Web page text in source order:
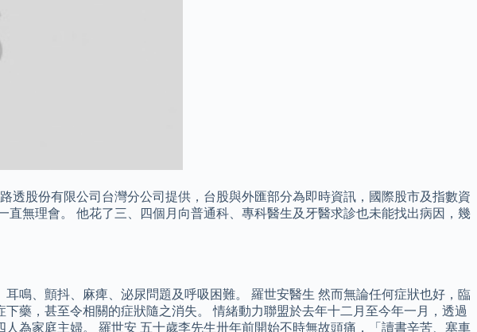
股份有限公司台灣分公司提供，台股與外匯部分為即時資訊，國際股市及指數資
無理會。 他花了三、四個月向普通科、專科醫生及牙醫求診也未能找出病因，幾
鳴、顫抖、麻痺、泌尿問題及呼吸困難。 羅世安醫生 然而無論任何症狀也好，臨
藥，甚至令相關的症狀隨之消失。 情緒動力聯盟於去年十二月至今年一月，透過
為家庭主婦。 羅世安 五十歲李先生卅年前開始不時無故頭痛，「讀書辛苦、塞車